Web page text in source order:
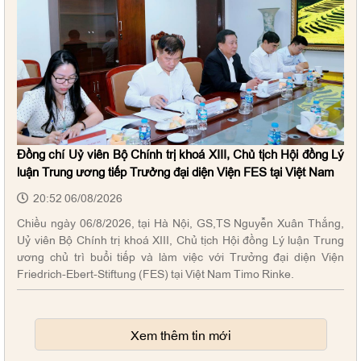
Đồng chí Uỷ viên Bộ Chính trị khoá XIII, Chủ tịch Hội đồng Lý
luận Trung ương tiếp Trưởng đại diện Viện FES tại Việt Nam
20:52 06/08/2026
Chiều ngày 06/8/2026, tại Hà Nội, GS,TS Nguyễn Xuân Thắng,
Uỷ viên Bộ Chính trị khoá XIII, Chủ tịch Hội đồng Lý luận Trung
ương chủ trì buổi tiếp và làm việc với Trưởng đại diện Viện
Friedrich-Ebert-Stiftung (FES) tại Việt Nam Timo Rinke.
Xem thêm tin mới
Kế hoạch số 992-KH/HVCTQG: Kế hoạch Hành động
100 ngày triển khai thực hiện Nghị quyết số 57-NQ/TW
của Bộ Chính trị về phát triển khoa học, công nghệ, đổi
quốc gia Hồ Chí Minh